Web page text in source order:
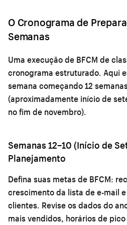
O Cronograma de
Semanas
Uma execução de BFCM de
cronograma estruturado. Aqui
semana começando 12
(aproximadamente início de
no fim de novembro).
Semanas 12–10 (Início de
Planejamento
Defina suas metas de BFCM:
crescimento da lista de e-mail
clientes. Revise os dados do
mais vendidos, horários de